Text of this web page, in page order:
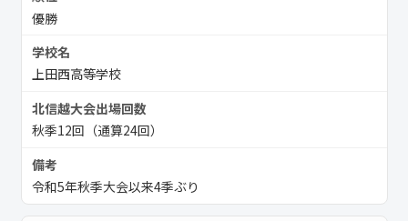
優勝
上田西高等学校
秋季12回（通算24回）
令和5年秋季大会以来4季ぶり